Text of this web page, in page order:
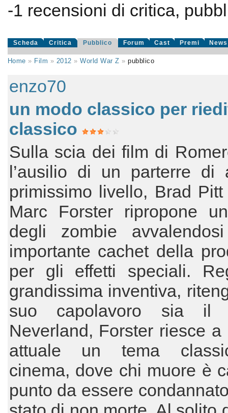
-1 recensioni di critica,
Scheda Critica Pubblico Forum Cast Premi News
Home » Film » 2012 »World War Z »pubblico
enzo70
un modo classico per
classico
Sulla scia dei film di
l’ausilio di un parterre di
primissimo livello, Brad
Marc Forster ripropone
degli zombie
importante cachet della
per gli effetti speciali.
grandissima inventiva,
suo capolavoro sia il
Neverland, Forster riesce a
attuale un tema
cinema, dove chi muore è
punto da essere